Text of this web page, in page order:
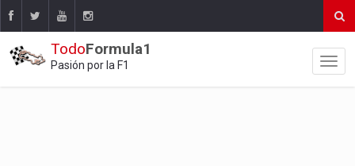
TodoFormula1
Pasión por la F1